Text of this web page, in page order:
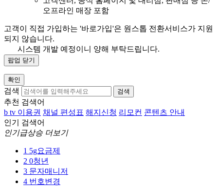
오프라인 매장 포함
고객이 직접 가입하는 '바로가입'은 원스톱 전환서비스가 지원
되지 않습니다.
시스템 개발 예정이니 양해 부탁드립니다.
팝업 닫기
확인
검색 검색
추천 검색어
b tv 이용권 채널 편성표 해지신청 리모컨 콘텐츠 안내
인기 검색어
인기급상승 더보기
1 5g요금제
2 0청년
3 문자매니저
4 번호변경